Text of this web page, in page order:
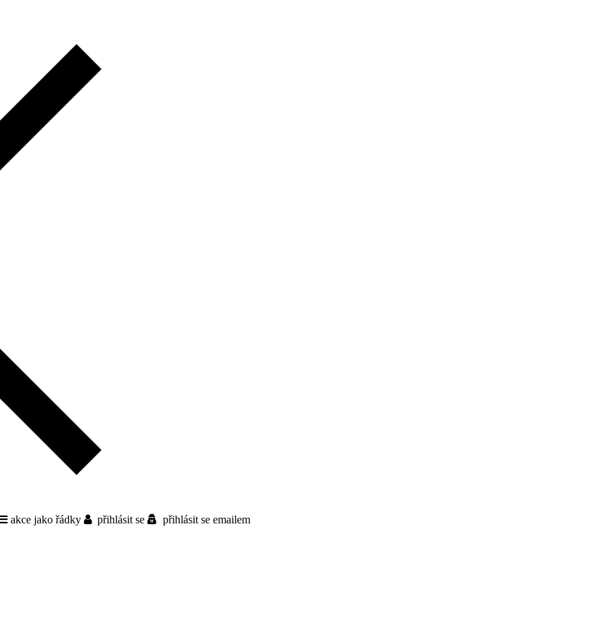
akce jako řádky přihlásit se
přihlásit se emailem